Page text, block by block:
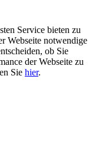
Service bieten zu
Webseite notwendige
ob Sie
der Webseite zu
Sie hier.